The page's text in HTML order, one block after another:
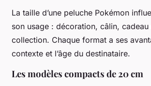
La taille d’une peluche Pokémon
son usage : décoration, câlin,
collection. Chaque format a ses
contexte et l’âge du destinataire.
Les modèles compacts de 20 cm